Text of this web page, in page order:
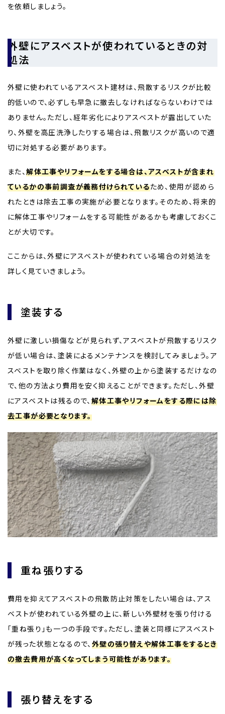
を依頼しましょう。
外壁にアスベストが使われているときの対
処法
外壁に使われているアスベスト建材は、飛散するリスクが比較
的低いので、必ずしも早急に撤去しなければならないわけでは
ありません。ただし、経年劣化によりアスベストが露出していた
り、外壁を高圧洗浄したりする場合は、飛散リスクが高いので適
切に対処する必要があります。
また、解体工事やリフォームをする場合は、アスベストが含まれ
ているかの事前調査が義務付けられているため、使用が認めら
れたときは除去工事の実施が必要となります。そのため、将来的
に解体工事やリフォームをする可能性があるかも考慮しておくこ
とが大切です。
ここからは、外壁にアスベストが使われている場合の対処法を
詳しく見ていきましょう。
塗装する
外壁に激しい損傷などが見られず、アスベストが飛散するリスク
が低い場合は、塗装によるメンテナンスを検討してみましょう。ア
スベストを取り除く作業はなく、外壁の上から塗装するだけなの
で、他の方法より費用を安く抑えることができます。ただし、外壁
にアスベストは残るので、 解体工事やリフォームをする際には除
去工事が必要となります。
重ね張りする
費用を抑えてアスベストの飛散防止対策をしたい場合は、アス
ベストが使われている外壁の上に、新しい外壁材を張り付ける
「重ね張り」も一つの手段です。ただし、塗装と同様にアスベスト
が残った状態となるので、 外壁の張り替えや解体工事をするとき
の撤去費用が高くなってしまう可能性があります。
張り替えをする